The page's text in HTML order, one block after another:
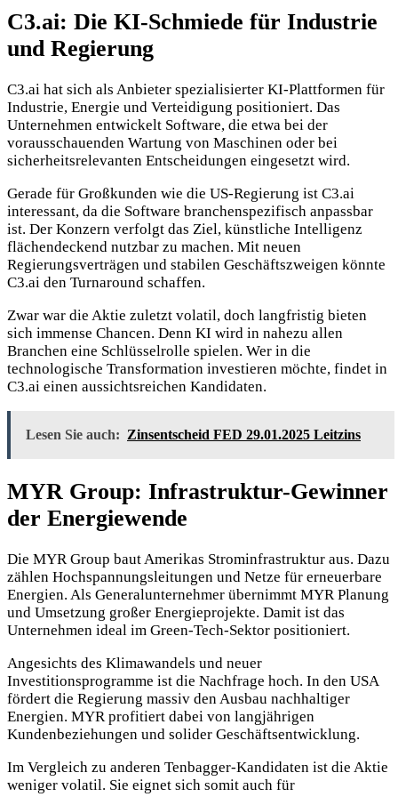
C3.ai: Die KI-Schmiede für Industrie
und Regierung
C3.ai hat sich als Anbieter spezialisierter KI-Plattformen für
Industrie, Energie und Verteidigung positioniert. Das
Unternehmen entwickelt Software, die etwa bei der
vorausschauenden Wartung von Maschinen oder bei
sicherheitsrelevanten Entscheidungen eingesetzt wird.
Gerade für Großkunden wie die US-Regierung ist C3.ai
interessant, da die Software branchenspezifisch anpassbar
ist. Der Konzern verfolgt das Ziel, künstliche Intelligenz
flächendeckend nutzbar zu machen. Mit neuen
Regierungsverträgen und stabilen Geschäftszweigen könnte
C3.ai den Turnaround schaffen.
Zwar war die Aktie zuletzt volatil, doch langfristig bieten
sich immense Chancen. Denn KI wird in nahezu allen
Branchen eine Schlüsselrolle spielen. Wer in die
technologische Transformation investieren möchte, findet in
C3.ai einen aussichtsreichen Kandidaten.
Lesen Sie auch: Zinsentscheid FED 29.01.2025 Leitzins
MYR Group: Infrastruktur-Gewinner
der Energiewende
Die MYR Group baut Amerikas Strominfrastruktur aus. Dazu
zählen Hochspannungsleitungen und Netze für erneuerbare
Energien. Als Generalunternehmer übernimmt MYR Planung
und Umsetzung großer Energieprojekte. Damit ist das
Unternehmen ideal im Green-Tech-Sektor positioniert.
Angesichts des Klimawandels und neuer
Investitionsprogramme ist die Nachfrage hoch. In den USA
fördert die Regierung massiv den Ausbau nachhaltiger
Energien. MYR profitiert dabei von langjährigen
Kundenbeziehungen und solider Geschäftsentwicklung.
Im Vergleich zu anderen Tenbagger-Kandidaten ist die Aktie
weniger volatil. Sie eignet sich somit auch für